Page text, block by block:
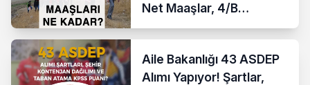
Net Maaşlar, 4/B
Sözleşmeli Detaylar
Aile Bakanlığı 43 ASDEP
Alımı Yapıyor! Şartlar,